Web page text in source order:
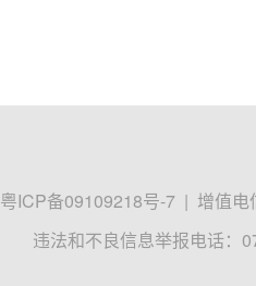
粤ICP备09109218号-7 | 增值电
违法和不良信息举报电话：